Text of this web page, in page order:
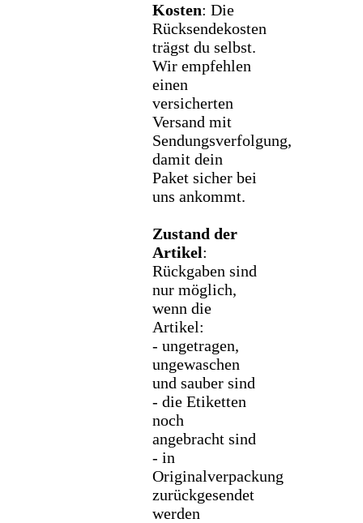
Kosten: Die
Rücksendekosten
trägst du selbst.
Wir empfehlen
einen
versicherten
Versand mit
Sendungsverfolgung,
damit dein
Paket sicher bei
uns ankommt.
Zustand der
Artikel:
Rückgaben sind
nur möglich,
wenn die
Artikel:
- ungetragen,
ungewaschen
und sauber sind
- die Etiketten
noch
angebracht sind
- in
Originalverpackung
zurückgesendet
werden